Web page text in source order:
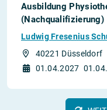
Ausbildung
(Nachqualifizierung)
Ludwig Fresenius
40221 Düsseldorf
01.04.2027